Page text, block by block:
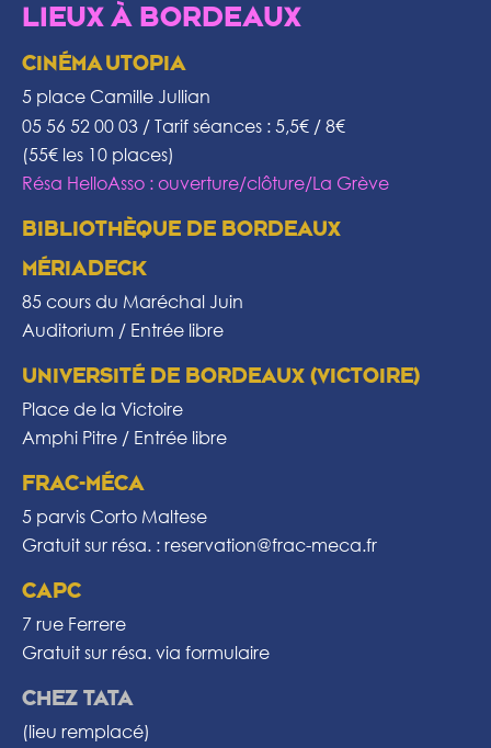
LIEUX À BORDEAUX
CINÉMA UTOPIA
5 place Camille Jullian
05 56 52 00 03 / Tarif séances : 5,5€ / 8€
(55€ les 10 places)
Résa HelloAsso : ouverture/clôture/La Grève
BIBLIOTHÈQUE DE BORDEAUX
MÉRIADECK
85 cours du Maréchal Juin
Auditorium / Entrée libre
UNIVERSITÉ DE BORDEAUX (VICTOIRE)
Place de la Victoire
Amphi Pitre / Entrée libre
FRAC-MÉCA
5 parvis Corto Maltese
Gratuit sur résa. : reservation@frac-meca.fr
CAPC
7 rue Ferrere
Gratuit sur résa. via formulaire
CHEZ TATA
(lieu remplacé)